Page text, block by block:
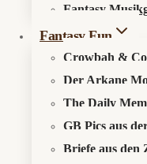
Fantasy
Fantasy Fun
Crowbah &
Der Arkane
The Daily
GB Pics aus
Briefe aus den
Search in